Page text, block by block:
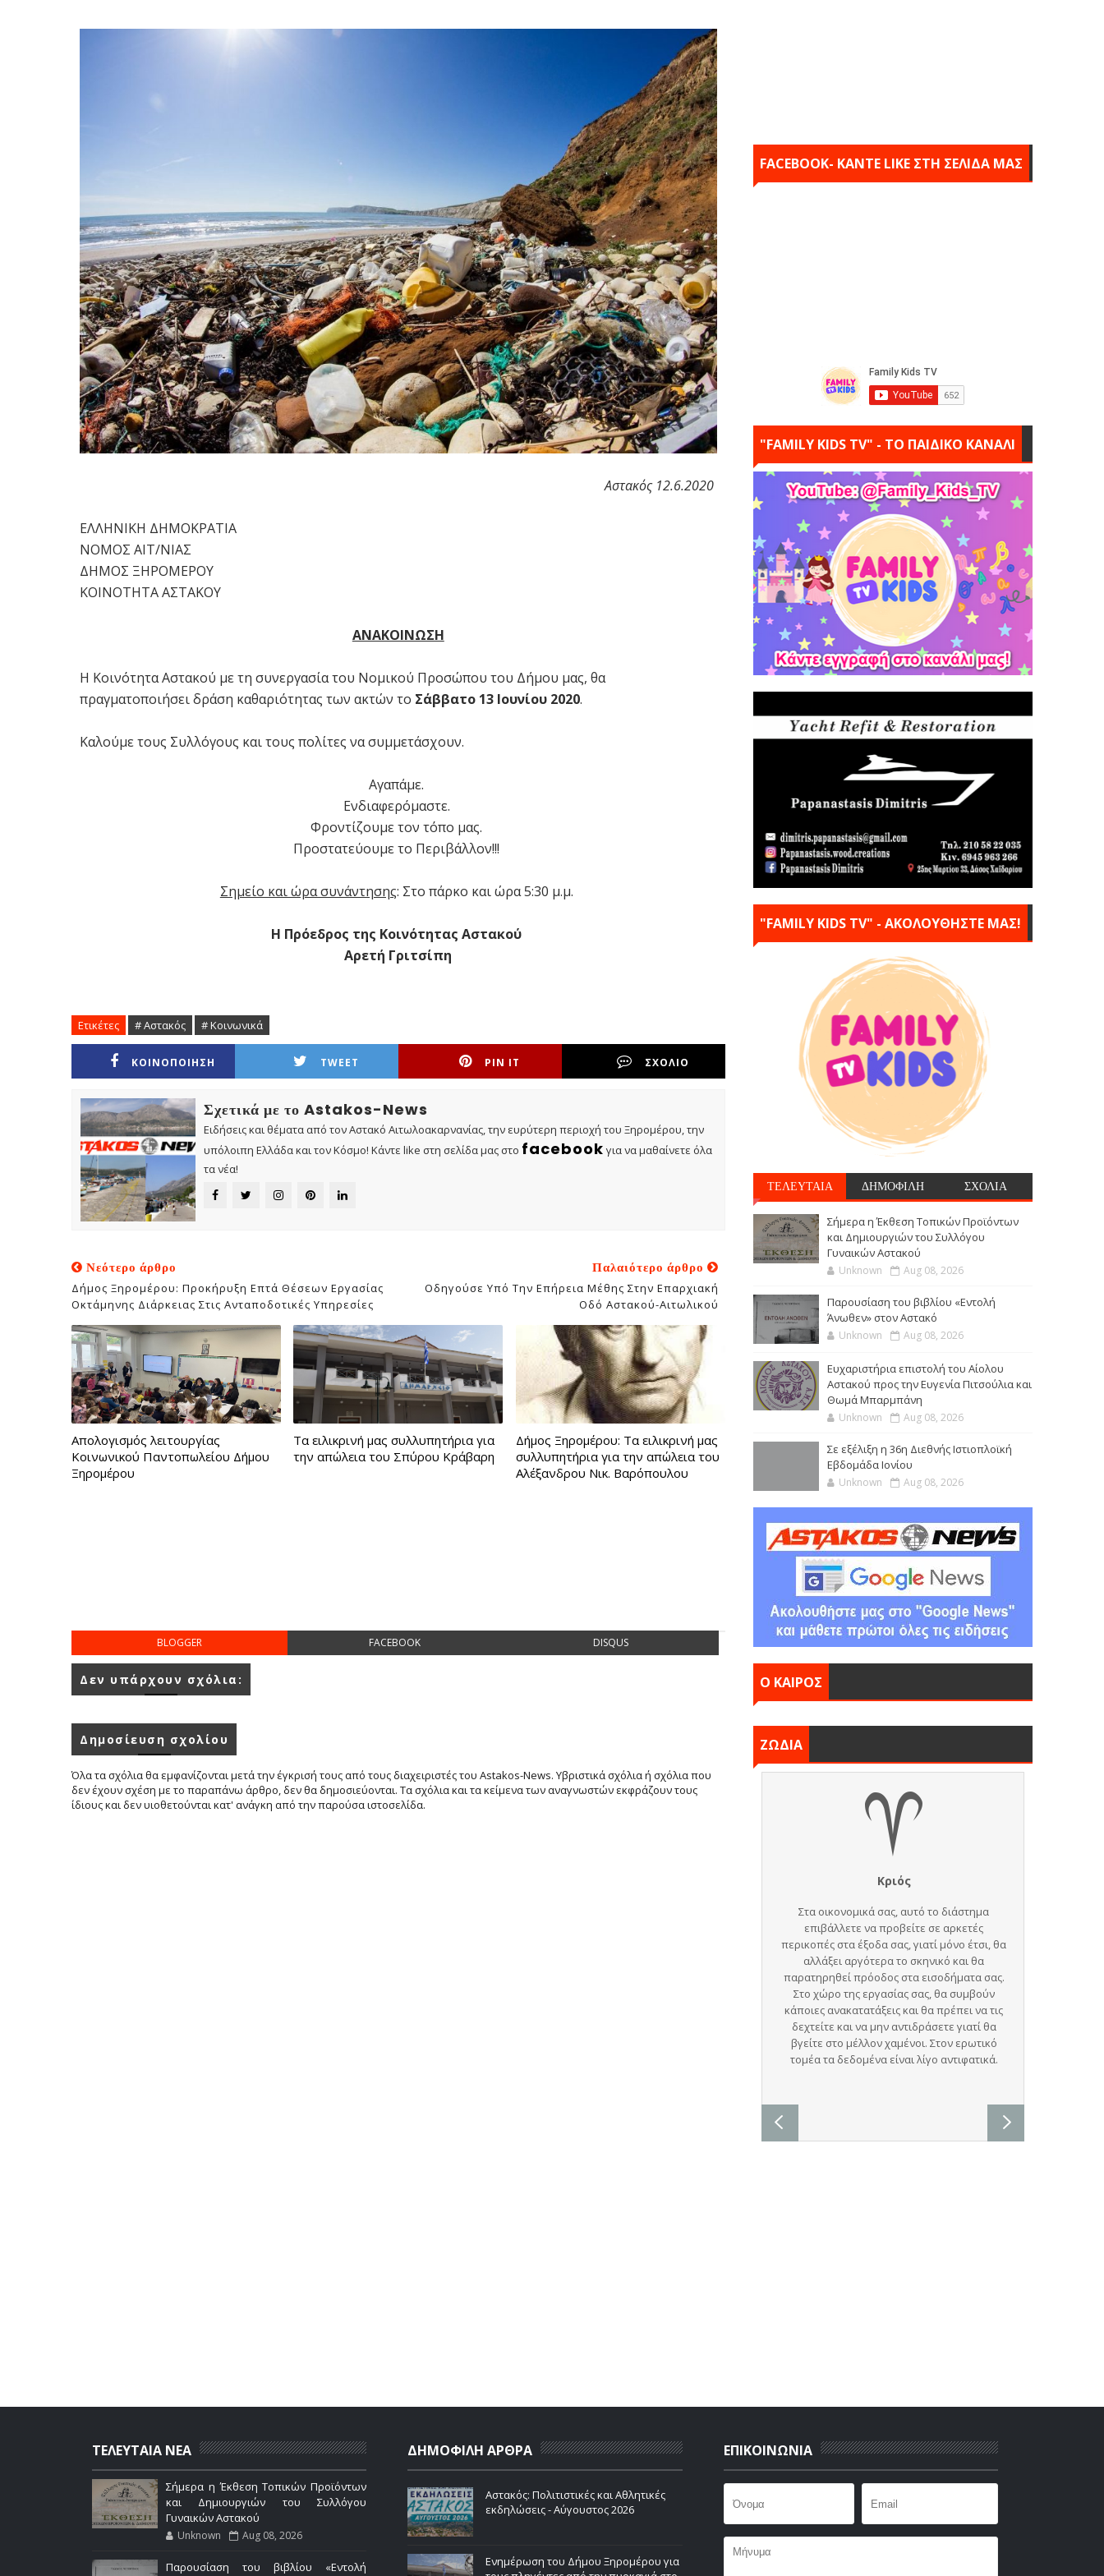
Αστακός 12.6.2020
ΕΛΛΗΝΙΚΗ ΔΗΜΟΚΡΑΤΙΑ
ΝΟΜΟΣ ΑΙΤ/ΝΙΑΣ
ΔΗΜΟΣ ΞΗΡΟΜΕΡΟΥ
ΚΟΙΝΟΤΗΤΑ ΑΣΤΑΚΟΥ
ΑΝΑΚΟΙΝΩΣΗ
Η Κοινότητα Αστακού με τη συνεργασία του Νομικού Προσώπου του Δήμου μας, θα
πραγματοποιήσει δράση καθαριότητας των ακτών το Σάββατο 13 Ιουνίου 2020.
Καλούμε τους Συλλόγους και τους πολίτες να συμμετάσχουν.
Αγαπάμε.
Ενδιαφερόμαστε.
Φροντίζουμε τον τόπο μας.
Προστατεύουμε το Περιβάλλον!!!
Σημείο και ώρα συνάντησης: Στο πάρκο και ώρα 5:30 μ.μ.
Η Πρόεδρος της Κοινότητας Αστακού
Αρετή Γριτσίπη
Ετικέτες # Αστακός # Κοινωνικά
ΚΟΙΝΟΠΟΙΗΣΗ TWEET PIN IT ΣΧΟΛΙΟ
Σχετικά με το Astakos-News
Ειδήσεις και θέματα από τον Αστακό Αιτωλοακαρνανίας, την ευρύτερη περιοχή του Ξηρομέρου, την
υπόλοιπη Ελλάδα και τον Κόσμο! Κάντε like στη σελίδα μας στο facebook για να μαθαίνετε όλα
τα νέα!
Νεότερο άρθρο
Δήμος Ξηρομέρου: Προκήρυξη Επτά Θέσεων Εργασίας
Οκτάμηνης Διάρκειας Στις Ανταποδοτικές Υπηρεσίες
Παλαιότερο άρθρο
Οδηγούσε Υπό Την Επήρεια Μέθης Στην Επαρχιακή
Οδό Αστακού-Αιτωλικού
Απολογισμός λειτουργίας
Κοινωνικού Παντοπωλείου Δήμου
Ξηρομέρου
Τα ειλικρινή μας συλλυπητήρια για
την απώλεια του Σπύρου Κράβαρη
Δήμος Ξηρομέρου: Τα ειλικρινή μας
συλλυπητήρια για την απώλεια του
Αλέξανδρου Νικ. Βαρόπουλου
BLOGGER FACEBOOK DISQUS
Δεν υπάρχουν σχόλια:
Δημοσίευση σχολίου
Όλα τα σχόλια θα εμφανίζονται μετά την έγκρισή τους από τους διαχειριστές του Astakos-News. Υβριστικά σχόλια ή σχόλια που
δεν έχουν σχέση με το παραπάνω άρθρο, δεν θα δημοσιεύονται. Τα σχόλια και τα κείμενα των αναγνωστών εκφράζουν τους
ίδιους και δεν υιοθετούνται κατ' ανάγκη από την παρούσα ιστοσελίδα.
FACEBOOK- KANTE LIKE ΣΤΗ ΣΕΛΙΔΑ ΜΑΣ
"FAMILY KIDS TV" - ΤΟ ΠΑΙΔΙΚΟ ΚΑΝΑΛΙ
"FAMILY KIDS TV" - ΑΚΟΛΟΥΘΗΣΤΕ ΜΑΣ!
ΤΕΛΕΥΤΑΙΑ ΔΗΜΟΦΙΛΗ ΣΧΟΛΙΑ
Σήμερα η Έκθεση Τοπικών Προϊόντων
και Δημιουργιών του Συλλόγου
Γυναικών Αστακού
Unknown Aug 08, 2026
Παρουσίαση του βιβλίου «Εντολή
Άνωθεν» στον Αστακό
Unknown Aug 08, 2026
Ευχαριστήρια επιστολή του Αίολου
Αστακού προς την Ευγενία Πιτσούλια και
Θωμά Μπαρμπάνη
Unknown Aug 08, 2026
Σε εξέλιξη η 36η Διεθνής Ιστιοπλοϊκή
Εβδομάδα Ιονίου
Unknown Aug 08, 2026
Ο ΚΑΙΡΟΣ
ΖΩΔΙΑ
ΤΕΛΕΥΤΑΙΑ ΝΕΑ
Σήμερα η Έκθεση Τοπικών Προϊόντων
και Δημιουργιών του Συλλόγου
Γυναικών Αστακού
Unknown Aug 08, 2026
Παρουσίαση του βιβλίου «Εντολή
ΔΗΜΟΦΙΛΗ ΑΡΘΡΑ
Αστακός: Πολιτιστικές και Αθλητικές
εκδηλώσεις - Αύγουστος 2026
Ενημέρωση του Δήμου Ξηρομέρου για
ΕΠΙΚΟΙΝΩΝΙΑ